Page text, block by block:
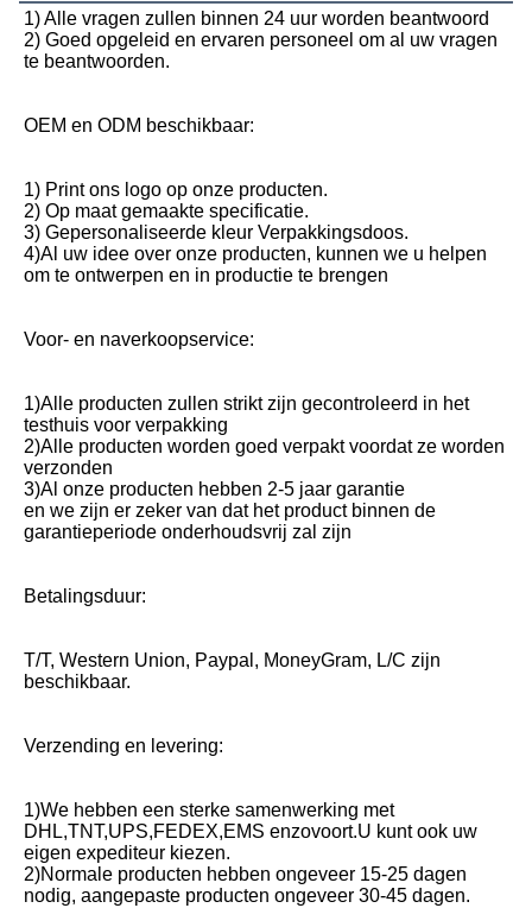
1) Alle vragen zullen binnen 24 uur worden beantwoord
2) Goed opgeleid en ervaren personeel om al uw vragen
te beantwoorden.
OEM en ODM beschikbaar:
1) Print ons logo op onze producten.
2) Op maat gemaakte specificatie.
3) Gepersonaliseerde kleur Verpakkingsdoos.
4)Al uw idee over onze producten, kunnen we u helpen
om te ontwerpen en in productie te brengen
Voor- en naverkoopservice:
1)Alle producten zullen strikt zijn gecontroleerd in het
testhuis voor verpakking
2)Alle producten worden goed verpakt voordat ze worden
verzonden
3)Al onze producten hebben 2-5 jaar garantie
en we zijn er zeker van dat het product binnen de
garantieperiode onderhoudsvrij zal zijn
Betalingsduur:
T/T, Western Union, Paypal, MoneyGram, L/C zijn
beschikbaar.
Verzending en levering:
1)We hebben een sterke samenwerking met
DHL,TNT,UPS,FEDEX,EMS enzovoort.U kunt ook uw
eigen expediteur kiezen.
2)Normale producten hebben ongeveer 15-25 dagen
nodig, aangepaste producten ongeveer 30-45 dagen.